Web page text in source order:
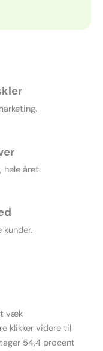
hele året.
kunder.
væk
klikker videre til
54,4 procent